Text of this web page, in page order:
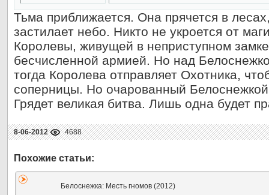
Тьма приближается. Она прячется в
застилает небо. Никто не укроется от
Королевы, живущей в неприступном
бесчисленной армией. Но над
тогда Королева отправляет Охотника,
соперницы. Но очарованный
Грядет великая битва. Лишь одна будет
8-06-2012 4688
Белоснежка: Месть гномов (2012)